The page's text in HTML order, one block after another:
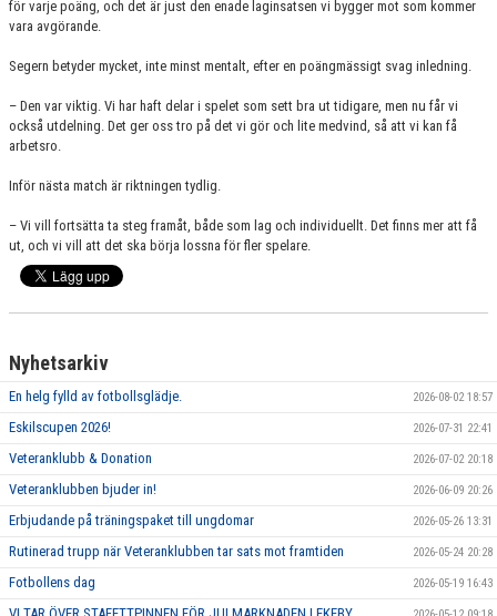
för varje poäng, och det är just den enade laginsatsen vi bygger mot som kommer
vara avgörande.
Segern betyder mycket, inte minst mentalt, efter en poängmässigt svag inledning.
– Den var viktig. Vi har haft delar i spelet som sett bra ut tidigare, men nu får vi
också utdelning. Det ger oss tro på det vi gör och lite medvind, så att vi kan få
arbetsro.
Inför nästa match är riktningen tydlig.
– Vi vill fortsätta ta steg framåt, både som lag och individuellt. Det finns mer att få
ut, och vi vill att det ska börja lossna för fler spelare.
Nyhetsarkiv
En helg fylld av fotbollsglädje. 2026-08-02 18:57
Eskilscupen 2026! 2026-07-31 22:41
Veteranklubb & Donation 2026-07-02 20:18
Veteranklubben bjuder in! 2026-06-09 20:26
Erbjudande på träningspaket till ungdomar 2026-05-26 13:31
Rutinerad trupp när Veteranklubben tar sats mot framtiden 2026-05-24 20:28
Fotbollens dag 2026-05-19 16:43